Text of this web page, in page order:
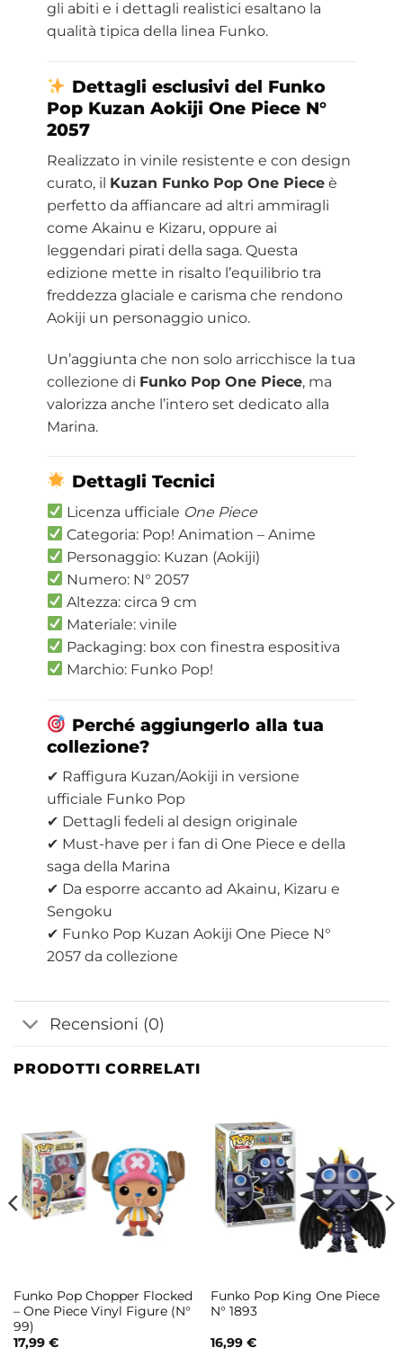
gli abiti e i dettagli realistici esaltano la
qualità tipica della linea Funko.
Dettagli esclusivi del Funko
Pop Kuzan Aokiji One Piece N°
2057
Realizzato in vinile resistente e con design
curato, il Kuzan Funko Pop One Pieceè
perfetto da affiancare ad altri ammiragli
come Akainu e Kizaru, oppure ai
leggendari pirati della saga. Questa
edizione mette in risalto l’equilibrio tra
freddezza glaciale e carisma che rendono
Aokiji un personaggio unico.
Un’aggiunta che non solo arricchisce la tua
collezione di Funko Pop One Piece, ma
valorizza anche l’intero set dedicato alla
Marina.
Dettagli Tecnici
Licenza ufficiale One Piece
Categoria: Pop! Animation – Anime
Personaggio: Kuzan (Aokiji)
Numero: N° 2057
Altezza: circa 9 cm
Materiale: vinile
Packaging: box con finestra espositiva
Marchio: Funko Pop!
Perché aggiungerlo alla tua
collezione?
✔ Raffigura Kuzan/Aokiji in versione
ufficiale Funko Pop
✔ Dettagli fedeli al design originale
✔ Must-have per i fan di One Piece e della
saga della Marina
✔ Da esporre accanto ad Akainu, Kizaru e
Sengoku
✔ Funko Pop Kuzan Aokiji One Piece N°
2057 da collezione
Recensioni (0)
PRODOTTI CORRELATI
Funko Pop Chopper Flocked
– One Piece Vinyl Figure (N°
99)
17,99 €
Funko Pop King One Piece
N° 1893
16,99 €